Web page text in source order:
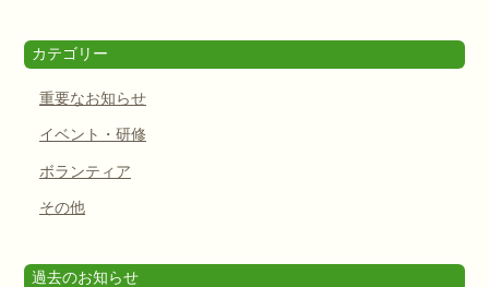
カテゴリー
重要なお知らせ
イベント・研修
ボランティア
その他
過去のお知らせ